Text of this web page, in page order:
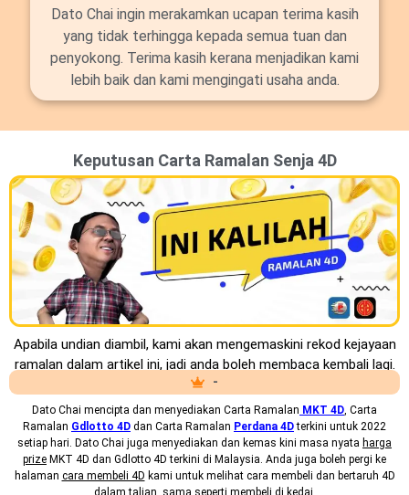
Dato Chai ingin merakamkan ucapan terima kasih
yang tidak terhingga kepada semua tuan dan
penyokong. Terima kasih kerana menjadikan kami
lebih baik dan kami mengingati usaha anda.
Keputusan Carta Ramalan Senja 4D
Apabila undian diambil, kami akan mengemaskini rekod kejayaan
ramalan dalam artikel ini, jadi anda boleh membaca kembali lagi.
-
Dato Chai mencipta dan menyediakan Carta Ramalan MKT 4D , Carta
Ramalan Gdlotto 4D dan Carta Ramalan Perdana 4Dterkini untuk 2022
setiap hari. Dato Chai juga menyediakan dan kemas kini masa nyata harga
prize MKT 4D dan Gdlotto 4D terkini di Malaysia. Anda juga boleh pergi ke
halaman cara membeli 4D kami untuk melihat cara membeli dan bertaruh 4D
dalam talian, sama seperti membeli di kedai.